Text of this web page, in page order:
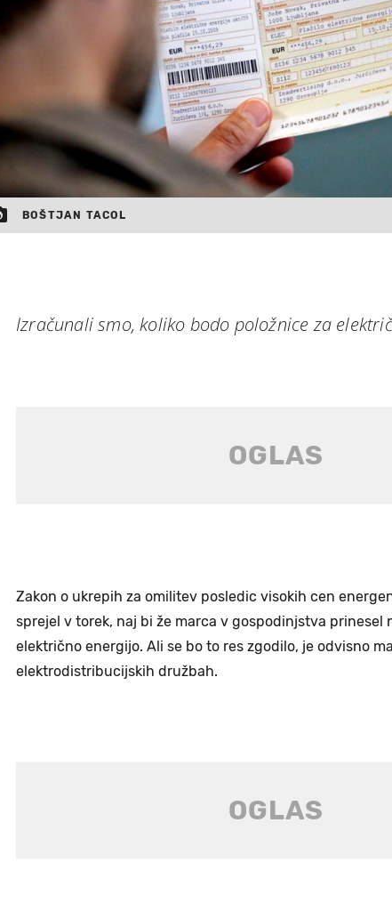
BOŠTJAN TACOL
Izračunali smo, koliko bodo položnice za
Zakon o ukrepih za omilitev posledic visokih cen
sprejel v torek, naj bi že marca v gospodinjstva prinesel
električno energijo. Ali se bo to res zgodilo, je odvisno
elektrodistribucijskih družbah.